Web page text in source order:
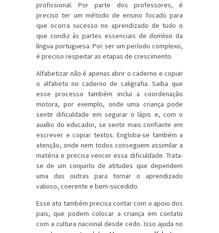
profissional. Por parte dos professores, é
preciso ter um método de ensino focado para
que ocorra sucesso no aprendizado de tudo o
que condiz às partes essenciais de domínio da
língua portuguesa. Por ser um período complexo,
é preciso respeitar as etapas de crescimento.
Alfabetizar não é apenas abrir o caderno e copiar
o alfabeto no caderno de caligrafia. Saiba que
esse processo também inclui a coordenação
motora, por exemplo, onde uma criança pode
sentir dificuldade em segurar o lápis e, com o
auxílio do educador, se sentir mais confiante em
escrever e copiar textos. Engloba-se também a
atenção, onde nem todos conseguem assimilar a
matéria e precisa vencer essa dificuldade. Trata-
se de um conjunto de atitudes que dependem
uma das outras para tornar o aprendizado
valioso, coerente e bem-sucedido.
Esse ato também precisa contar com o apoio dos
pais, que podem colocar a criança em contato
com a cultura nacional desde cedo. Isso ajuda no